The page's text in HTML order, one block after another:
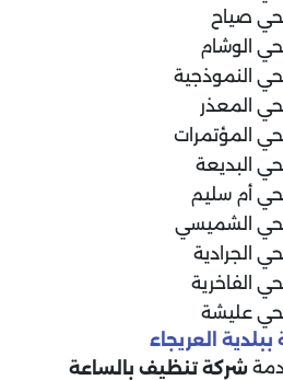
صياح
الوشام
النموذجية
المعذر
المؤتمرات
البديعة
أم سليم
الشميسي
الجرادية
الفاخرية
عليشة
العريجاء
شركة تنظيف بالساعة